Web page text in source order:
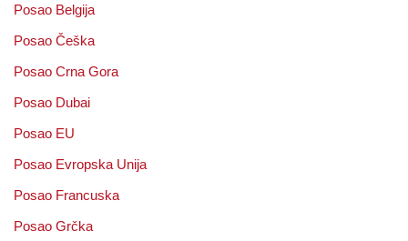
Posao Belgija
Posao Češka
Posao Crna Gora
Posao Dubai
Posao EU
Posao Evropska Unija
Posao Francuska
Posao Grčka